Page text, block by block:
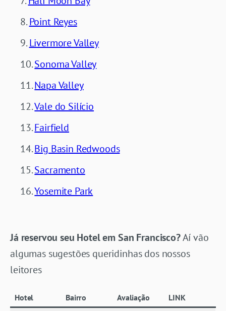
Point Reyes
Livermore Valley
Sonoma Valley
Napa Valley
Vale do Silício
Fairfield
Big Basin Redwoods
Sacramento
Yosemite Park
Já reservou seu Hotel em San Francisco?Aí vão
algumas sugestões queridinhas dos nossos
leitores
Hotel Bairro Avaliação
LINK